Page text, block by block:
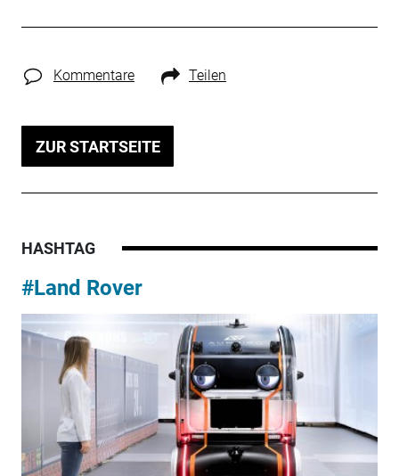
Kommentare Teilen
ZUR STARTSEITE
HASHTAG
#Land Rover